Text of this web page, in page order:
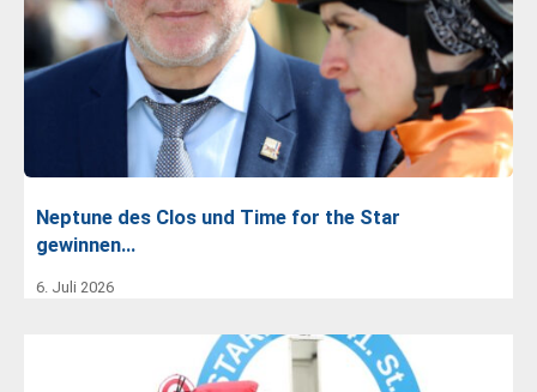
Neptune des Clos und Time for the Star
gewinnen…
6. Juli 2026